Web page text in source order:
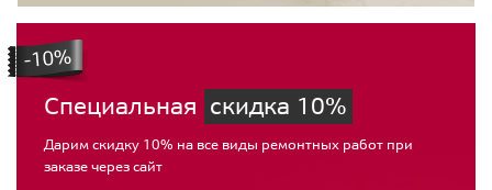
Специальная скидка 10%
Дарим скидку 10% на все виды ремонтных работ при
заказе через сайт